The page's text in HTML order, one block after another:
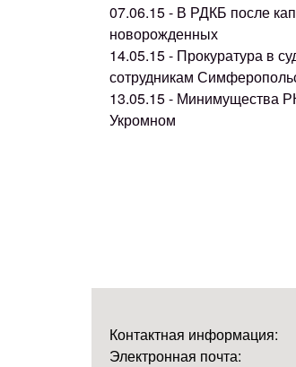
07.06.15 - В РДКБ после
новорожденных
14.05.15 - Прокуратура в
сотрудникам
13.05.15 - Минимущества
Укромном
Контактная информация:
Электронная почта: